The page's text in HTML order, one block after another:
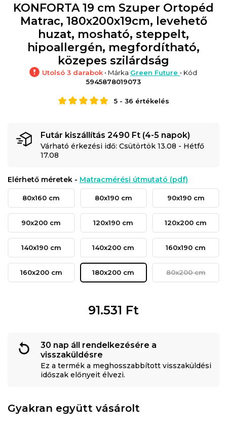
KONFORTA 19 cm Szuper Ortopéd
Matrac, 180x200x19cm, levehető
huzat, mosható, steppelt,
hipoallergén, megfordítható,
közepes szilárdság
Utolsó 3 darabok • Márka Green Future • Kód
5945878019073
5- 36 értékelés
Futár kiszállítás 2490 Ft (4-5 napok)
Várható érkezési idő: Csütörtök 13.08 - Hétfő
17.08
Elérhető méretek - Matracmérési útmutató (pdf)
80x160 cm 80x190 cm 90x190 cm
90x200 cm 120x190 cm 120x200 cm
140x190 cm 140x200 cm 160x190 cm
160x200 cm 180x200 cm 80x200 cm
91.531 Ft
30 nap áll rendelkezésére a
visszaküldésre
Ez a termék a meghosszabbított visszaküldési
időszak előnyeit élvezi.
Gyakran együtt vásárolt